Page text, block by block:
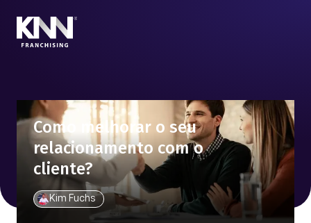
Como melhorar o seu
relacionamento com o
cliente?
Kim Fuchs